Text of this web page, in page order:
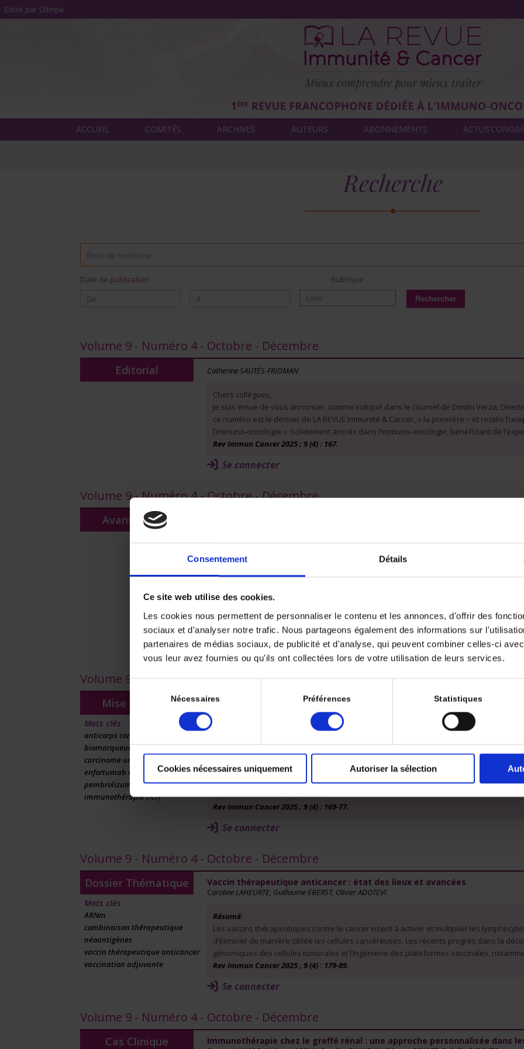
Consentement Détails
Ce site web utilise des cookies.
Les cookies nous permettent de personnaliser le contenu et les annonces, d'offrir des
sociaux et d'analyser notre trafic. Nous partageons également des informations sur
partenaires de médias sociaux, de publicité et d'analyse, qui peuvent combiner celles-ci
vous leur avez fournies ou qu'ils ont collectées lors de votre utilisation de leurs services.
Sélection
consentement
Nécessaires Préférences Statistiques
Cookies nécessaires uniquement Autoriser la sélection
ACCUEIL COMITÉS ARCHIVES AUTEURS ABONNEMENTS
Recherche
Date de publication Rubrique
Volume 9 - Numéro 4 - Octobre - Décembre
Editorial Catherine SAUTÈS-FRIDMAN
Chers collègues,
Je suis émue de vous annoncer, comme indiqué dans le courriel de Dimitri Verza,
ce numéro est le dernier de LA REVUE Immunité & Cancer, « la première − et restée
l’immuno-oncologie ». Solidement ancrés dans l’immuno-oncologie, bénéficiant de
Rev Immun Cancer 2025 ; 9 (4) : 167.
Se connecter
Volume 9 - Numéro 4 - Octobre - Décembre
Avant-propos
Chers tous,
Neuf ans après le lancement de LA REVUE Immunité & Cancer, communément appelée
l’immuno-oncologie dans la prise en charge des cancers, le groupe Kephren a
ligne éditoriale de la revue. L’immuno-oncologie, révolution thérapeutique à part
pratique …
Rev Immun Cancer 2025 ; 9 (4) : 168.
Se connecter
Volume 9 - Numéro 4 - Octobre - Décembre
Mise au point
Mots clés
anticorps conjugués (ADC)
biomarqueurs prédictifs
carcinome urothélial
enfortumab vedotin –
pembrolizumab
immunothérapie (ICI)
Anticorps conjugués et immunothérapie dans le carcinome urothélial :
cliniques
Safa ABDALLAHOUI, Fabien MOINARD-BUTOT, Philippe BARTHÉLÉMY
Résumé:
Les anticorps conjugués (ADC), en association aux inhibiteurs de points de contrôle
prise en charge du carcinome urothélial (CU). Ces associations reposent sur le
cytotoxicité dirigée contre la tumeur et son microenvironnement, induisent une mort
réponse immune adaptative …
Rev Immun Cancer 2025 ; 9 (4) : 169-77.
Se connecter
Volume 9 - Numéro 4 - Octobre - Décembre
Dossier Thématique
Mots clés
ARNm
combinaison thérapeutique
néoantigènes
vaccin thérapeutique anticancer
vaccination adjuvante
Vaccin thérapeutique anticancer : état des lieux et avancées
Caroline LAHEURTE, Guillaume EBERST, Olivier ADOTEVI
Résumé:
Les vaccins thérapeutiques contre le cancer visent à activer et multiplier les
d’éliminer de manière ciblée les cellules cancéreuses. Les récents progrès dans la
génomiques des cellules tumorales et l’ingénierie des plateformes vaccinales,
Rev Immun Cancer 2025 ; 9 (4) : 179-89.
Se connecter
Volume 9 - Numéro 4 - Octobre - Décembre
Cas Clinique Immunothérapie chez le greffé rénal : une approche personnalisée dans
Edité par Olimpe